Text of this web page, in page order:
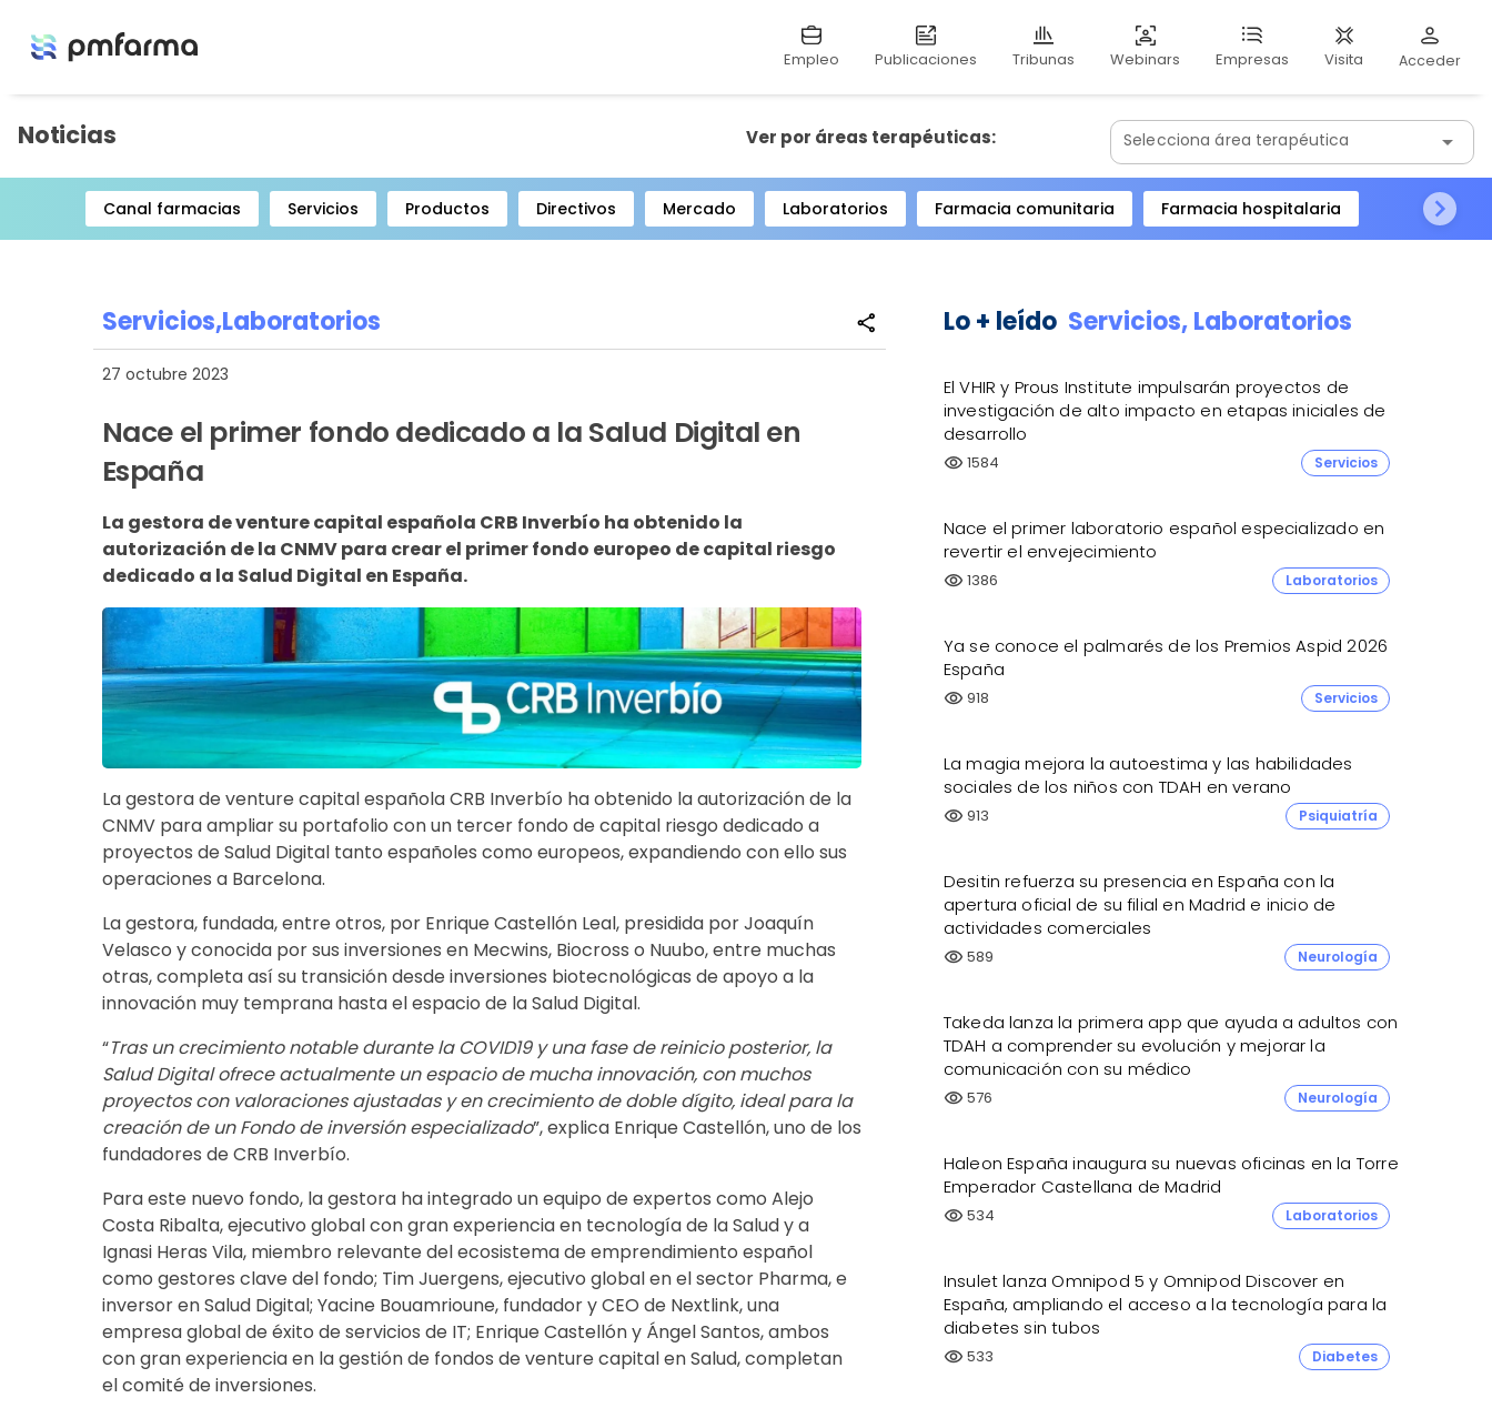
Empleo Publicaciones Tribunas Webinars Empresas Visita Acceder
Noticias Ver por áreas terapéuticas: Selecciona área terapéutica arrow_drop_down
Canal farmacias Servicios Productos Directivos Mercado Laboratorios Farmacia comunitaria
Farmacia hospitalaria
Item
Servicios,Laboratorios share
27 octubre 2023
Nace el primer fondo dedicado a la Salud Digital en
España
La gestora de venture capital española CRB Inverbío ha obtenido la
autorización de la CNMV para crear el primer fondo europeo de capital riesgo
dedicado a la Salud Digital en España.
La gestora de venture capital española CRB Inverbío ha obtenido la autorización de la
CNMV para ampliar su portafolio con un tercer fondo de capital riesgo dedicado a
proyectos de Salud Digital tanto españoles como europeos, expandiendo con ello sus
operaciones a Barcelona.
La gestora, fundada, entre otros, por Enrique Castellón Leal, presidida por Joaquín
Velasco y conocida por sus inversiones en Mecwins, Biocross o Nuubo, entre muchas
otras, completa así su transición desde inversiones biotecnológicas de apoyo a la
innovación muy temprana hasta el espacio de la Salud Digital.
“Tras un crecimiento notable durante la COVID19 y una fase de reinicio posterior, la
Salud Digital ofrece actualmente un espacio de mucha innovación, con muchos
proyectos con valoraciones ajustadas y en crecimiento de doble dígito, ideal para la
creación de un Fondo de inversión especializado”, explica Enrique Castellón, uno de los
fundadores de CRB Inverbío.
Para este nuevo fondo, la gestora ha integrado un equipo de expertos como Alejo
Costa Ribalta, ejecutivo global con gran experiencia en tecnología de la Salud y a
Ignasi Heras Vila, miembro relevante del ecosistema de emprendimiento español
como gestores clave del fondo; Tim Juergens, ejecutivo global en el sector Pharma, e
inversor en Salud Digital; Yacine Bouamrioune, fundador y CEO de Nextlink, una
empresa global de éxito de servicios de IT; Enrique Castellón y Ángel Santos, ambos
con gran experiencia en la gestión de fondos de venture capital en Salud, completan
el comité de inversiones.
Lo + leído Servicios,Laboratorios
El VHIR y Prous Institute impulsarán proyectos de
investigación de alto impacto en etapas iniciales de
desarrollo
visibility 1584 Servicios
Nace el primer laboratorio español especializado en
revertir el envejecimiento
visibility 1386 Laboratorios
Ya se conoce el palmarés de los Premios Aspid 2026
España
visibility 918 Servicios
La magia mejora la autoestima y las habilidades
sociales de los niños con TDAH en verano
visibility 913 Psiquiatría
Desitin refuerza su presencia en España con la
apertura oficial de su filial en Madrid e inicio de
actividades comerciales
visibility 589 Neurología
Takeda lanza la primera app que ayuda a adultos con
TDAH a comprender su evolución y mejorar la
comunicación con su médico
visibility 576 Neurología
Haleon España inaugura su nuevas oficinas en la Torre
Emperador Castellana de Madrid
visibility 534 Laboratorios
Insulet lanza Omnipod 5 y Omnipod Discover en
España, ampliando el acceso a la tecnología para la
diabetes sin tubos
visibility 533 Diabetes